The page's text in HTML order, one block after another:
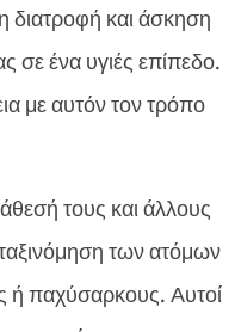
διατροφή και άσκηση
σε ένα υγιές επίπεδο.
με αυτόν τον τρόπο
τους και άλλους
των ατόμων
ή παχύσαρκους. Αυτοί